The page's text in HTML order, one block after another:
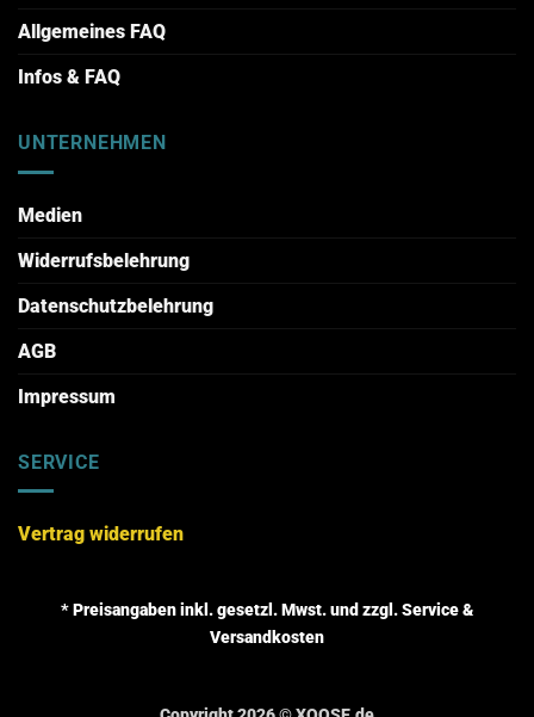
Allgemeines FAQ
Infos & FAQ
UNTERNEHMEN
Medien
Widerrufsbelehrung
Datenschutzbelehrung
AGB
Impressum
SERVICE
Vertrag widerrufen
* Preisangaben inkl. gesetzl. Mwst. und zzgl. Service &
Versandkosten